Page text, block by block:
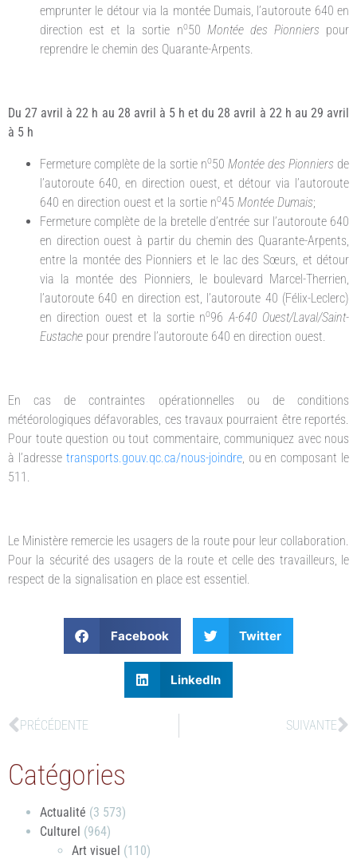
emprunter le détour via la montée Dumais, l’autoroute 640 en
direction est et la sortie no50 Montée des Pionniers pour
reprendre le chemin des Quarante-Arpents.
Du 27 avril à 22 h au 28 avril à 5 h et du 28 avril à 22 h au 29 avril
à 5 h
Fermeture complète de la sortie no50 Montée des Pionniers de
l’autoroute 640, en direction ouest, et détour via l’autoroute
640 en direction ouest et la sortie no45 Montée Dumais;
Fermeture complète de la bretelle d’entrée sur l’autoroute 640
en direction ouest à partir du chemin des Quarante-Arpents,
entre la montée des Pionniers et le lac des Sœurs, et détour
via la montée des Pionniers, le boulevard Marcel-Therrien,
l’autoroute 640 en direction est, l’autoroute 40 (Félix-Leclerc)
en direction ouest et la sortie no96A-640 Ouest/Laval/Saint-
Eustache pour prendre l’autoroute 640 en direction ouest.
En cas de contraintes opérationnelles ou de conditions
météorologiques défavorables, ces travaux pourraient être reportés.
Pour toute question ou tout commentaire, communiquez avec nous
à l’adresse transports.gouv.qc.ca/nous-joindre, ou en composant le
511.
Le Ministère remercie les usagers de la route pour leur collaboration.
Pour la sécurité des usagers de la route et celle des travailleurs, le
respect de la signalisation en place est essentiel.
Facebook Twitter
LinkedIn
PRÉCÉDENTE SUIVANTE
Catégories
Actualité (3 573)
Culturel (964)
Art visuel (110)